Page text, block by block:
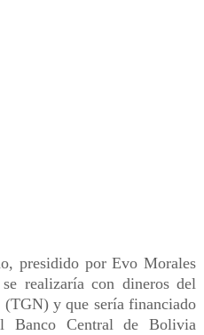
presidido por Evo Morales
realizaría con dineros del
(TGN) y que sería financiado
Banco Central de Bolivia